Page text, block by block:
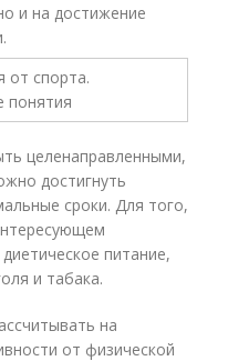
и на достижение
целенаправленными,
достигнуть
сроки. Для того,
питание,
и табака.
на
от физической